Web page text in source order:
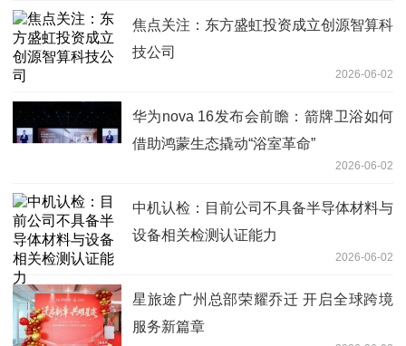
焦点关注：东方盛虹投资成立创源智算科
技公司
2026-06-02
华为nova 16发布会前瞻：箭牌卫浴如何
借助鸿蒙生态撬动“浴室革命”
2026-06-02
中机认检：目前公司不具备半导体材料与
设备相关检测认证能力
2026-06-02
星旅途广州总部荣耀乔迁 开启全球跨境
服务新篇章